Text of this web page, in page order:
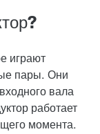
играют
пары. Они
вала
работает
момента.